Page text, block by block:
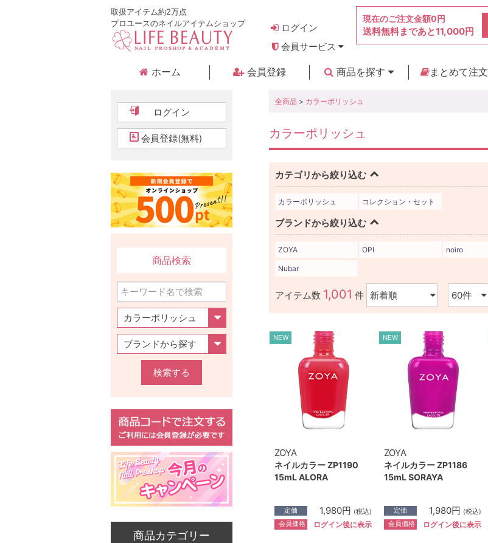
取扱アイテム約2万点
プロユースのネイルアイテムショップ
ログイン
会員サービス
現在のご注文金額0円
送料無料まであと11,000円
ホーム 会員登録
商品を探す
まとめて注文
全商品 > カラーポリッシュ
カラーポリッシュ
カテゴリから絞り込む
カラーポリッシュ コレクション・セット
ブランドから絞り込む
ZOYA OPI noiro
Nubar
アイテム数 1,001 件
NEW
ZOYA
ネイルカラー ZP1190
15mL ALORA
定価 1,980円 (税込)
会員価格 ログイン後に表示
NEW
ZOYA
ネイルカラー ZP1186
15mL SORAYA
定価 1,980円 (税込)
会員価格 ログイン後に表示
ログイン
会員登録(無料)
商品検索
検索する
商品カテゴリー